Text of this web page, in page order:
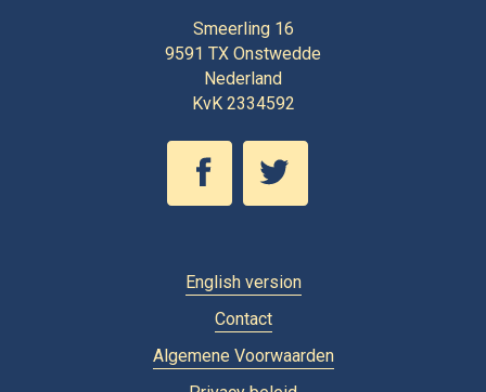
Smeerling 16
9591 TX Onstwedde
Nederland
KvK 2334592
English version
Contact
Algemene Voorwaarden